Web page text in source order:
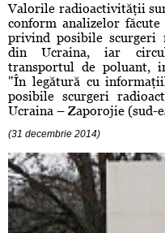
Valorile radioactivităţii
conform analizelor
privind posibile scurgeri
din Ucraina, iar
transportul de poluant,
"În legătură cu
posibile scurgeri
Ucraina – Zaporojie (sud-
(31 decembrie 2014)